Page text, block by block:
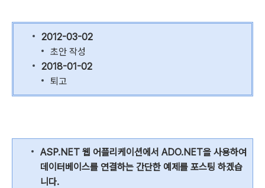
2012-03-02
초안 작성
2018-01-02
퇴고
ASP.NET 웹 어플리케이션에서 ADO.NET을 사용하여
데이터베이스를 연결하는 간단한 예제를 포스팅 하겠습
니다.